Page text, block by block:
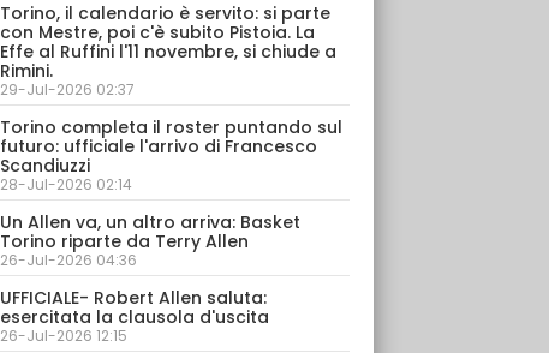
Torino, il calendario è servito: si parte
con Mestre, poi c'è subito Pistoia. La
Effe al Ruffini l'11 novembre, si chiude a
Rimini.
29-Jul-2026 02:37
Torino completa il roster puntando sul
futuro: ufficiale l'arrivo di Francesco
Scandiuzzi
28-Jul-2026 02:14
Un Allen va, un altro arriva: Basket
Torino riparte da Terry Allen
26-Jul-2026 04:36
UFFICIALE- Robert Allen saluta:
esercitata la clausola d'uscita
26-Jul-2026 12:15